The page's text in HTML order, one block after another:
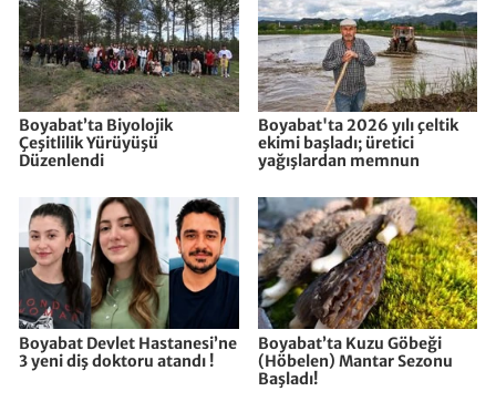
Boyabat’ta Biyolojik
Çeşitlilik Yürüyüşü
Düzenlendi
Boyabat'ta 2026 yılı çeltik
ekimi başladı; üretici
yağışlardan memnun
Boyabat Devlet Hastanesi’ne
3 yeni diş doktoru atandı !
Boyabat’ta Kuzu Göbeği
(Höbelen) Mantar Sezonu
Başladı!